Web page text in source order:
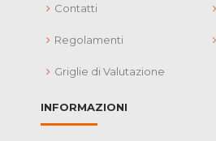
Contatti
Regolamenti
Griglie di Valutazione
INFORMAZIONI